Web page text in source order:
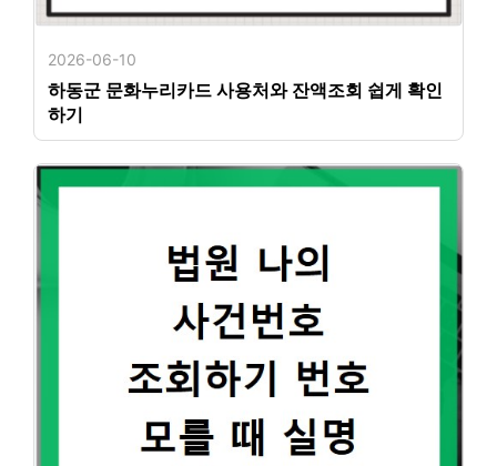
2026-06-10
하동군 문화누리카드 사용처와 잔액조회 쉽게 확인
하기